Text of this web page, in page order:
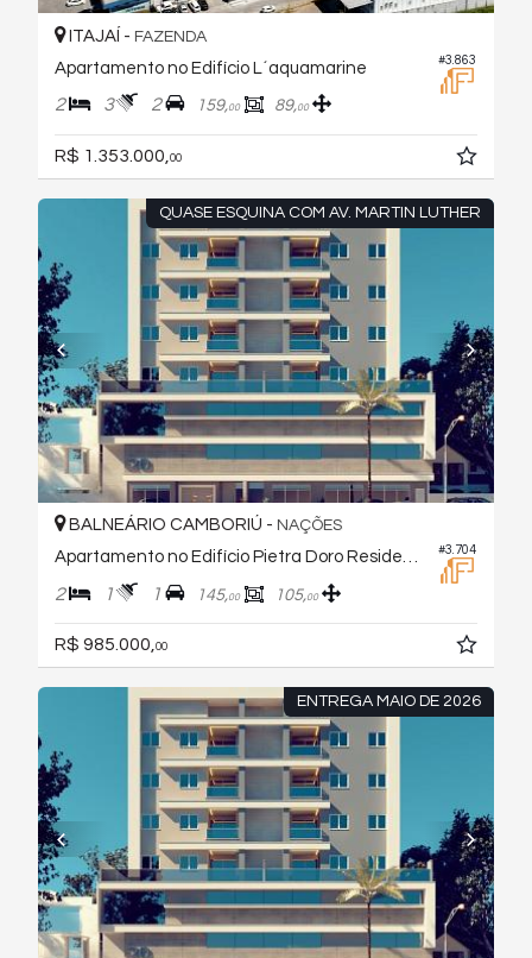
#3.863
ITAJAÍ - FAZENDA
Apartamento no Edifício L´aquamarine
2 3 2 159,00 89,00
R$ 1.353.000, 00
QUASE ESQUINA COM AV. MARTIN LUTHER
#3.704
BALNEÁRIO CAMBORIÚ - NAÇÕES
Apartamento no Edifício Pietra Doro Residence
2 1 1 145,00 105,00
R$ 985.000,00
ENTREGA MAIO DE 2026